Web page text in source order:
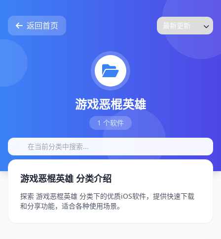
返回首页
游戏恶棍英雄
1 个软件
游戏恶棍英雄 分类介绍
探索 游戏恶棍英雄 分类下的优质iOS软件，提供快速下载
和分享功能，适合各种使用场景。